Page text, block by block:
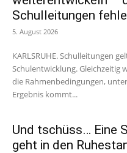
Schulleitungen
5. August 2026
KARLSRUHE. Schulleitungen
Schulentwicklung. Gleichzeitig
die Rahmenbedingungen,
Ergebnis kommt...
Und tschüss… Eine
geht in den